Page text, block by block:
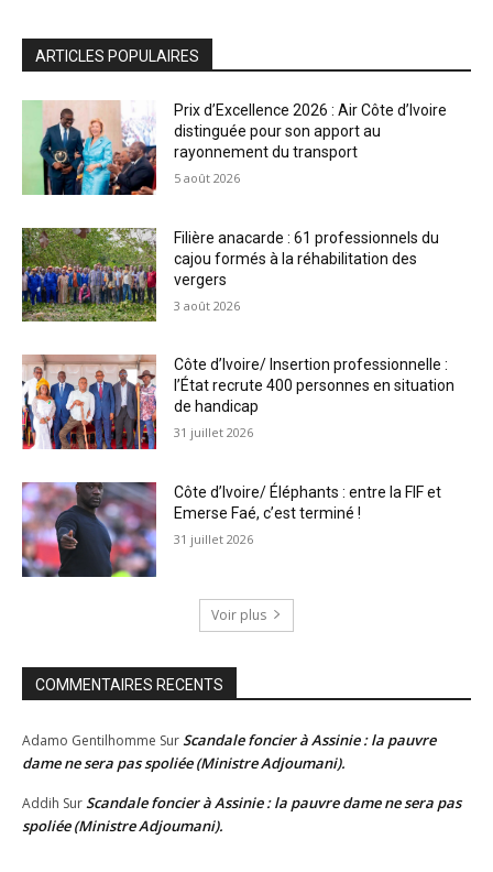
ARTICLES POPULAIRES
Prix d’Excellence 2026 : Air Côte d’Ivoire
distinguée pour son apport au
rayonnement du transport
5 août 2026
Filière anacarde : 61 professionnels du
cajou formés à la réhabilitation des
vergers
3 août 2026
Côte d’Ivoire/ Insertion professionnelle :
l’État recrute 400 personnes en situation
de handicap
31 juillet 2026
Côte d’Ivoire/ Éléphants : entre la FIF et
Emerse Faé, c’est terminé !
31 juillet 2026
Voir plus
COMMENTAIRES RECENTS
Adamo Gentilhomme Sur Scandale foncier à Assinie : la pauvre
dame ne sera pas spoliée (Ministre Adjoumani).
Addih Sur Scandale foncier à Assinie : la pauvre dame ne sera pas
spoliée (Ministre Adjoumani).